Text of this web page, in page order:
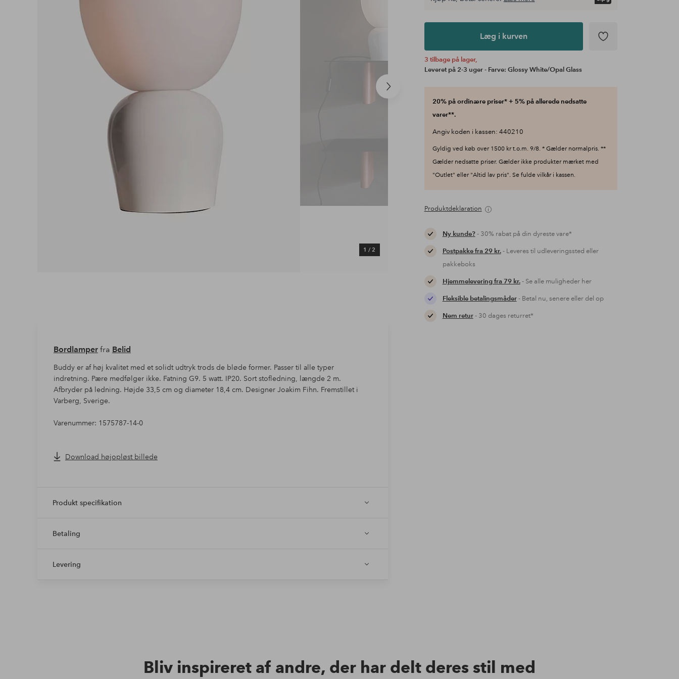
Næste
produkt
1 / 2
Læg i kurven
3 tilbage på lager,
Leveret på 2-3 uger - Farve: Glossy White/Opal Glass
20% på ordinære priser* + 5% på allerede nedsatte
varer**.
Angiv koden i kassen: 440210
Gyldig ved køb over 1500 kr t.o.m. 9/8. * Gælder normalpris. **
Gælder nedsatte priser. Gælder ikke produkter mærket med
"Outlet" eller "Altid lav pris". Se fulde vilkår i kassen.
Produktdeklaration
Ny kunde?- 30% rabat på din dyreste vare*
Postpakke fra 29 kr.- Leveres til udleveringssted eller
pakkeboks
Hjemmelevering fra 79 kr.- Se alle muligheder her
Fleksible betalingsmåder- Betal nu, senere eller del op
Nem retur- 30 dages returret*
Bordlamperfra Belid
Buddy er af høj kvalitet med et solidt udtryk trods de bløde former. Passer til alle typer
indretning. Pære medfølger ikke. Fatning G9. 5 watt. IP20. Sort stofledning, længde 2 m.
Afbryder på ledning. Højde 33,5 cm og diameter 18,4 cm. Designer Joakim Fihn. Fremstillet i
Varberg, Sverige.
Varenummer: 1575787-14-0
Download højopløst billede
Produkt specifikation
Betaling
Levering
Bliv inspireret af andre, der har delt deres stil med